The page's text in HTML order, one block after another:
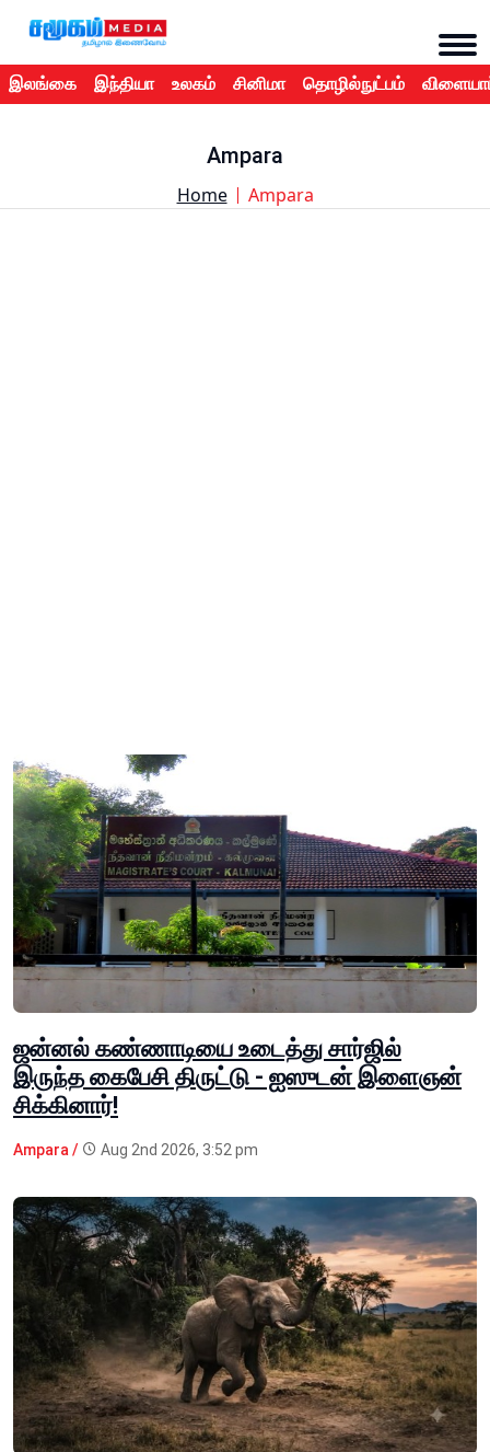
இலங்கை இந்தியா உலகம் சினிமா தொழில்நுட்பம்
Ampara
Home Ampara
ஜன்னல் கண்ணாடியை உடைத்து சார்ஜில்
இருந்த கைபேசி திருட்டு - ஐஸுடன் இளைஞன்
சிக்கினார்!
Ampara / Aug 2nd 2026, 3:52 pm